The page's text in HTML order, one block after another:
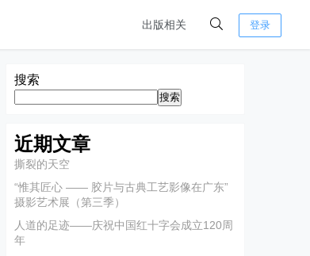
出版相关 登录
搜索
搜索
近期文章
撕裂的天空
“惟其匠心 —— 胶片与古典工艺影像在广东”
摄影艺术展（第三季）
人道的足迹——庆祝中国红十字会成立120周
年